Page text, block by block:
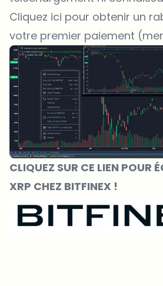
Cliquez ici pour obtenir un
votre premier paiement
CLIQUEZ SUR CE LIEN POUR
XRP CHEZ BITFINEX !